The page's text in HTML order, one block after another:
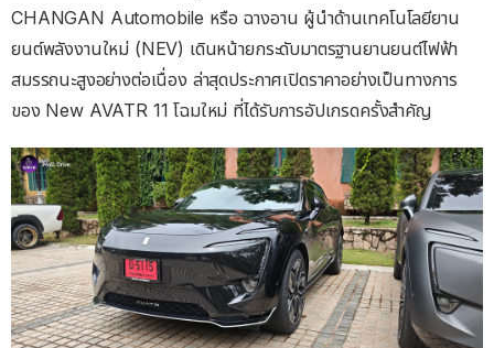
CHANGAN Automobile หรือ ฉางอาน ผู้นำด้านเทคโนโลยียาน
ยนต์พลังงานใหม่ (NEV) เดินหน้ายกระดับมาตรฐานยานยนต์ไฟฟ้า
สมรรถนะสูงอย่างต่อเนื่อง ล่าสุดประกาศเปิดราคาอย่างเป็นทางการ
ของ New AVATR 11 โฉมใหม่ ที่ได้รับการอัปเกรดครั้งสำคัญ